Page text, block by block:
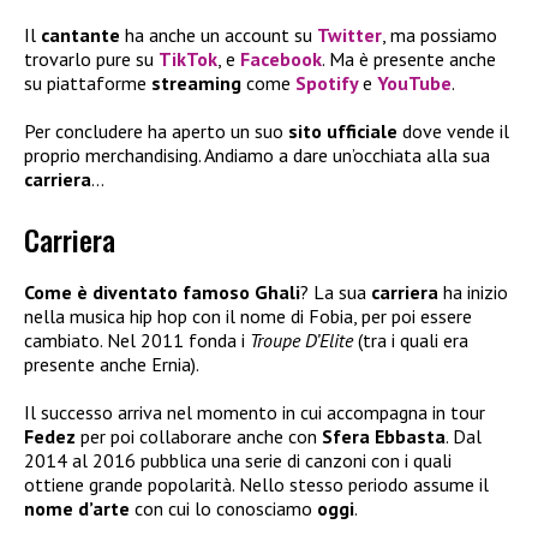
Il cantante ha anche un account su Twitter , ma possiamo
trovarlo pure su TikTok , e Facebook. Ma è presente anche
su piattaforme streaming come Spotifye YouTube.
Per concludere ha aperto un suo sito ufficiale dove vende il
proprio merchandising. Andiamo a dare un’occhiata alla sua
carriera…
Carriera
Come è diventato famoso Ghali? La sua carriera ha inizio
nella musica hip hop con il nome di Fobia, per poi essere
cambiato. Nel 2011 fonda i Troupe D’Elite(tra i quali era
presente anche Ernia).
Il successo arriva nel momento in cui accompagna in tour
Fedez per poi collaborare anche con Sfera Ebbasta. Dal
2014 al 2016 pubblica una serie di canzoni con i quali
ottiene grande popolarità. Nello stesso periodo assume il
nome d’arte con cui lo conosciamo oggi.